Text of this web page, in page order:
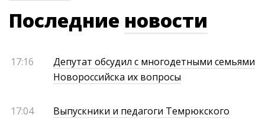
Последние новости
17:16
Депутат обсудил с многодетными семьями
Новороссийска их вопросы
17:04
Выпускники и педагоги Темрюкского